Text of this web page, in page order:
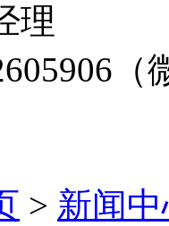
理
（
> 新闻